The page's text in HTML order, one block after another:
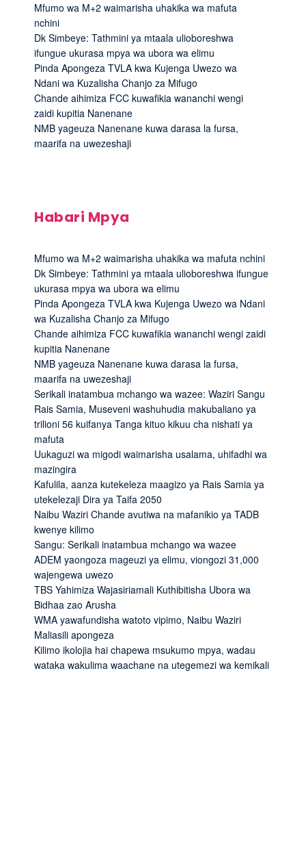
Mfumo wa M+2 waimarisha uhakika wa mafuta
nchini
Dk Simbeye: Tathmini ya mtaala ulioboreshwa
ifungue ukurasa mpya wa ubora wa elimu
Pinda Apongeza TVLA kwa Kujenga Uwezo wa
Ndani wa Kuzalisha Chanjo za Mifugo
Chande aihimiza FCC kuwafikia wananchi wengi
zaidi kupitia Nanenane
NMB yageuza Nanenane kuwa darasa la fursa,
maarifa na uwezeshaji
Habari Mpya
Mfumo wa M+2 waimarisha uhakika wa mafuta nchini
Dk Simbeye: Tathmini ya mtaala ulioboreshwa ifungue
ukurasa mpya wa ubora wa elimu
Pinda Apongeza TVLA kwa Kujenga Uwezo wa Ndani
wa Kuzalisha Chanjo za Mifugo
Chande aihimiza FCC kuwafikia wananchi wengi zaidi
kupitia Nanenane
NMB yageuza Nanenane kuwa darasa la fursa,
maarifa na uwezeshaji
Serikali inatambua mchango wa wazee: Waziri Sangu
Rais Samia, Museveni washuhudia makubaliano ya
trilioni 56 kuifanya Tanga kituo kikuu cha nishati ya
mafuta
Uukaguzi wa migodi waimarisha usalama, uhifadhi wa
mazingira
Kafulila, aanza kutekeleza maagizo ya Rais Samia ya
utekelezaji Dira ya Taifa 2050
Naibu Waziri Chande avutiwa na mafanikio ya TADB
kwenye kilimo
Sangu: Serikali inatambua mchango wa wazee
ADEM yaongoza mageuzi ya elimu, viongozi 31,000
wajengewa uwezo
TBS Yahimiza Wajasiriamali Kuthibitisha Ubora wa
Bidhaa zao Arusha
WMA yawafundisha watoto vipimo, Naibu Waziri
Maliasili apongeza
Kilimo ikolojia hai chapewa msukumo mpya, wadau
wataka wakulima waachane na utegemezi wa kemikali